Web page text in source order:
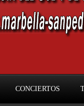
CONCIERTOS